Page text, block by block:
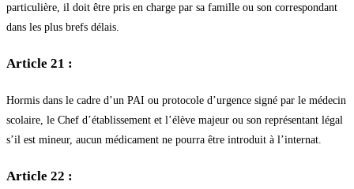
particulière, il doit être pris en charge par sa famille ou son correspondant
dans les plus brefs délais.
Article 21 :
Hormis dans le cadre d’un PAI ou protocole d’urgence signé par le médecin
scolaire, le Chef d’établissement et l’élève majeur ou son représentant légal
s’il est mineur, aucun médicament ne pourra être introduit à l’internat.
Article 22 :